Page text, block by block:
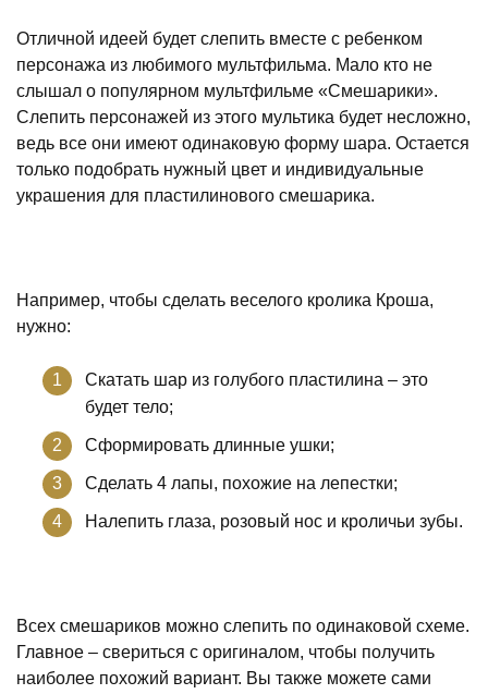
Отличной идеей будет слепить вместе с ребенком
персонажа из любимого мультфильма. Мало кто не
слышал о популярном мультфильме «Смешарики».
Слепить персонажей из этого мультика будет несложно,
ведь все они имеют одинаковую форму шара. Остается
только подобрать нужный цвет и индивидуальные
украшения для пластилинового смешарика.
Например, чтобы сделать веселого кролика Кроша,
нужно:
Скатать шар из голубого пластилина – это
будет тело;
Сформировать длинные ушки;
Сделать 4 лапы, похожие на лепестки;
Налепить глаза, розовый нос и кроличьи зубы.
Всех смешариков можно слепить по одинаковой схеме.
Главное – свериться с оригиналом, чтобы получить
наиболее похожий вариант. Вы также можете сами